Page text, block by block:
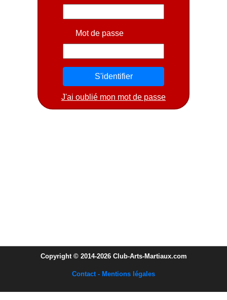
Mot de passe
J'ai oublié mon mot de passe
Copyright © 2014-2026 Club-Arts-Martiaux.com
Contact - Mentions légales